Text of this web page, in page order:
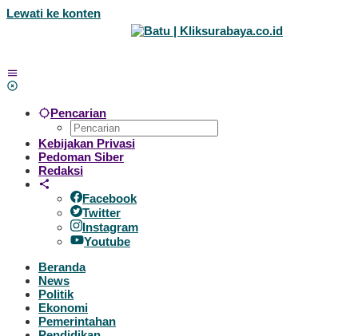
Lewati ke konten
Pencarian
Kebijakan Privasi
Pedoman Siber
Redaksi
Facebook
Twitter
Instagram
Youtube
Beranda
News
Politik
Ekonomi
Pemerintahan